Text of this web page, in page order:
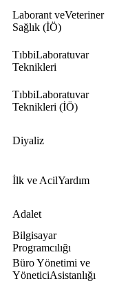
Laborant veVeteriner
Sağlık (İÖ)
TıbbiLaboratuvar
Teknikleri
TıbbiLaboratuvar
Teknikleri (İÖ)
Diyaliz
İlk ve AcilYardım
Adalet
Bilgisayar
Programcılığı
Büro Yönetimi ve
YöneticiAsistanlığı